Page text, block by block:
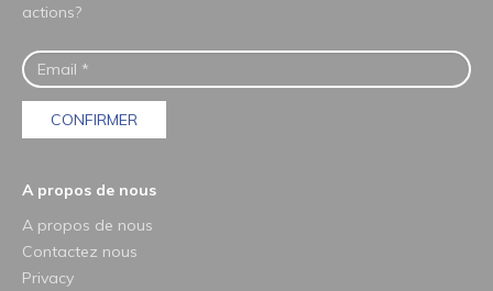
actions?
CONFIRMER
A propos de nous
A propos de nous
Contactez nous
Privacy